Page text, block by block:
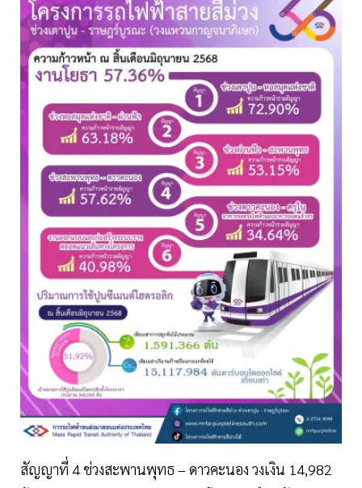
สัญญาที่ 4 ช่วงสะพานพุทธ – ดาวคะนอง วงเงิน 14,982